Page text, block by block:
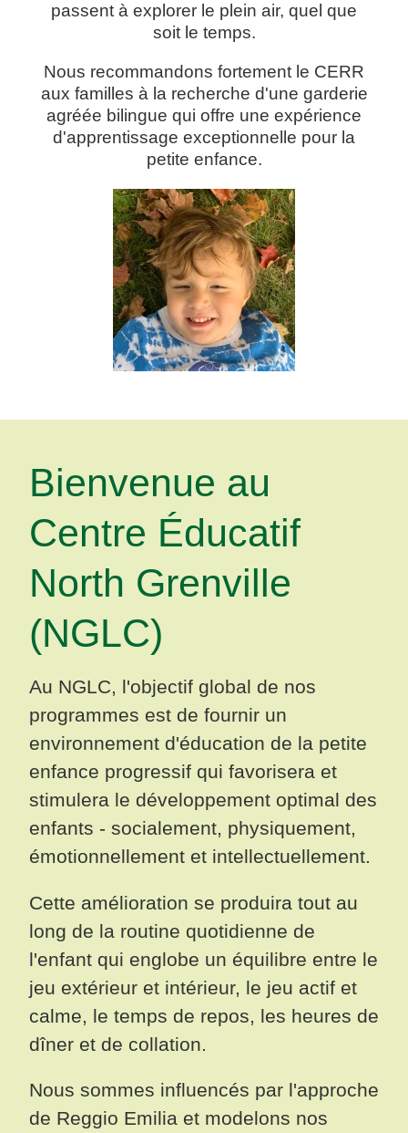
passent à explorer le plein air, quel que
soit le temps.
Nous recommandons fortement le CERR
aux familles à la recherche d'une garderie
agréée bilingue qui offre une expérience
d'apprentissage exceptionnelle pour la
petite enfance.
Bienvenue au
Centre Éducatif
North Grenville
(NGLC)
Au NGLC, l'objectif global de nos
programmes est de fournir un
environnement d'éducation de la petite
enfance progressif qui favorisera et
stimulera le développement optimal des
enfants - socialement, physiquement,
émotionnellement et intellectuellement.
Cette amélioration se produira tout au
long de la routine quotidienne de
l'enfant qui englobe un équilibre entre le
jeu extérieur et intérieur, le jeu actif et
calme, le temps de repos, les heures de
dîner et de collation.
Nous sommes influencés par l'approche
de Reggio Emilia et modelons nos